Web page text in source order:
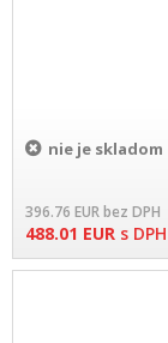
nie je skladom
396.76 EURbez DPH
488.01 EUR s DPH